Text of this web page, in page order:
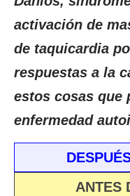
activación de
de taquicardia
respuestas a la
estos cosas que
enfermedad
ANTES